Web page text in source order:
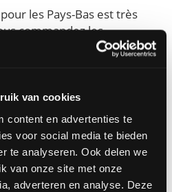
van cookies
content en advertenties te
voor social media te bieden
te analyseren. Ook delen we
van onze site met onze
adverteren en analyse. Deze
les Pays-Bas est très
commandez les
livrées le jour même à
un mariage, un
ça ...
ici